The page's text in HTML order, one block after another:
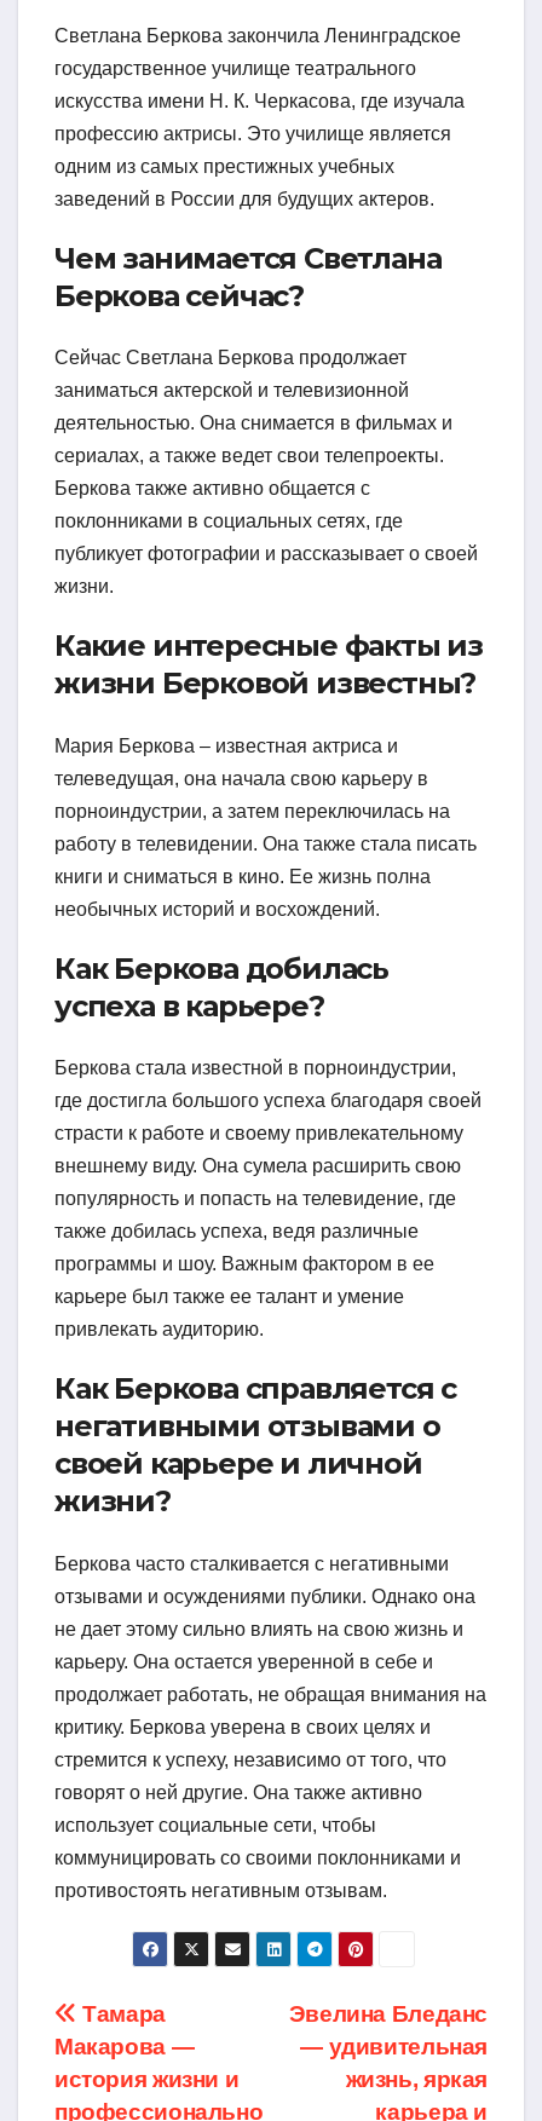
Светлана Беркова закончила Ленинградское
государственное училище театрального
искусства имени Н. К. Черкасова, где изучала
профессию актрисы. Это училище является
одним из самых престижных учебных
заведений в России для будущих актеров.
Чем занимается Светлана
Беркова сейчас?
Сейчас Светлана Беркова продолжает
заниматься актерской и телевизионной
деятельностью. Она снимается в фильмах и
сериалах, а также ведет свои телепроекты.
Беркова также активно общается с
поклонниками в социальных сетях, где
публикует фотографии и рассказывает о своей
жизни.
Какие интересные факты из
жизни Берковой известны?
Мария Беркова – известная актриса и
телеведущая, она начала свою карьеру в
порноиндустрии, а затем переключилась на
работу в телевидении. Она также стала писать
книги и сниматься в кино. Ее жизнь полна
необычных историй и восхождений.
Как Беркова добилась
успеха в карьере?
Беркова стала известной в порноиндустрии,
где достигла большого успеха благодаря своей
страсти к работе и своему привлекательному
внешнему виду. Она сумела расширить свою
популярность и попасть на телевидение, где
также добилась успеха, ведя различные
программы и шоу. Важным фактором в ее
карьере был также ее талант и умение
привлекать аудиторию.
Как Беркова справляется с
негативными отзывами о
своей карьере и личной
жизни?
Беркова часто сталкивается с негативными
отзывами и осуждениями публики. Однако она
не дает этому сильно влиять на свою жизнь и
карьеру. Она остается уверенной в себе и
продолжает работать, не обращая внимания на
критику. Беркова уверена в своих целях и
стремится к успеху, независимо от того, что
говорят о ней другие. Она также активно
использует социальные сети, чтобы
коммуницировать со своими поклонниками и
противостоять негативным отзывам.
Навигация
по
Эвелина Бледанс
— удивительная
жизнь, яркая
карьера и
Тамара
Макарова —
история жизни и
профессионально